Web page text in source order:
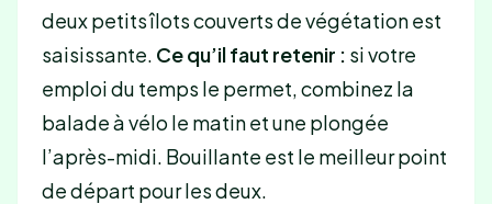
deux petits îlots couverts de végétation est
saisissante. Ce qu’il faut retenir : si votre
emploi du temps le permet, combinez la
balade à vélo le matin et une plongée
l’après-midi. Bouillante est le meilleur point
de départ pour les deux.